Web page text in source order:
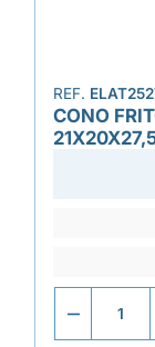
REF.
CONO